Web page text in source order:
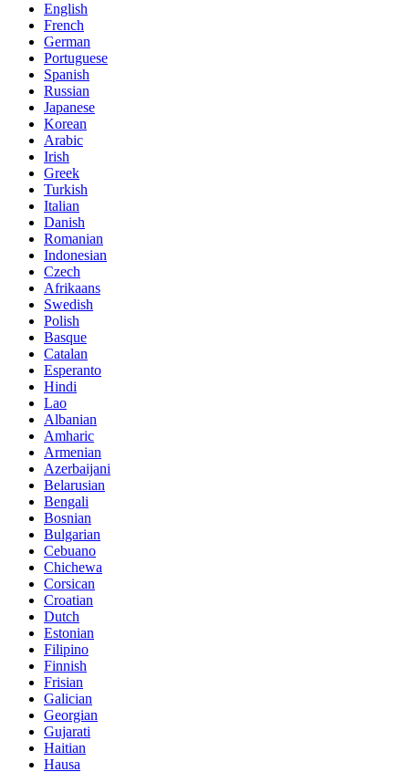
English
French
German
Portuguese
Spanish
Russian
Japanese
Korean
Arabic
Irish
Greek
Turkish
Italian
Danish
Romanian
Indonesian
Czech
Afrikaans
Swedish
Polish
Basque
Catalan
Esperanto
Hindi
Lao
Albanian
Amharic
Armenian
Azerbaijani
Belarusian
Bengali
Bosnian
Bulgarian
Cebuano
Chichewa
Corsican
Croatian
Dutch
Estonian
Filipino
Finnish
Frisian
Galician
Georgian
Gujarati
Haitian
Hausa